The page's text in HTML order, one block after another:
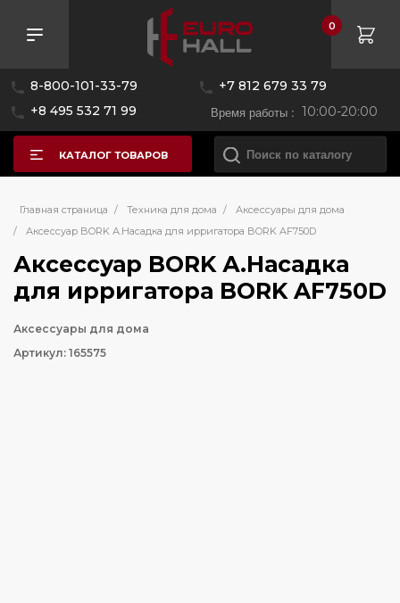
8-800-101-33-79
+7 812 679 33 79
+8 495 532 71 99
Время работы : 10:00-20:00
0
КАТАЛОГ ТОВАРОВ
Главная страница / Техника для дома /
Аксессуары для дома
/
Аксессуар BORK А.Насадка для ирригатора BORK AF750D
Аксессуар BORK А.Насадка
для ирригатора BORK AF750D
Аксессуары для дома
Артикул: 165575